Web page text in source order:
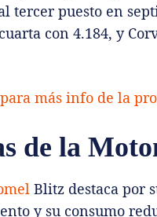
tercer puesto en
con 4.184, y
más info de la
de la
Blitz destaca por
y su consumo